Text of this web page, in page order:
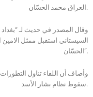
العراق محمد الحسّان.
وقال المصدر في حديث لـ “بغداد
السيستاني استقبل ممثل الامين
الحسّان”.
وأضاف أن اللقاء تناول
سقوط نظام بشار الأسد.